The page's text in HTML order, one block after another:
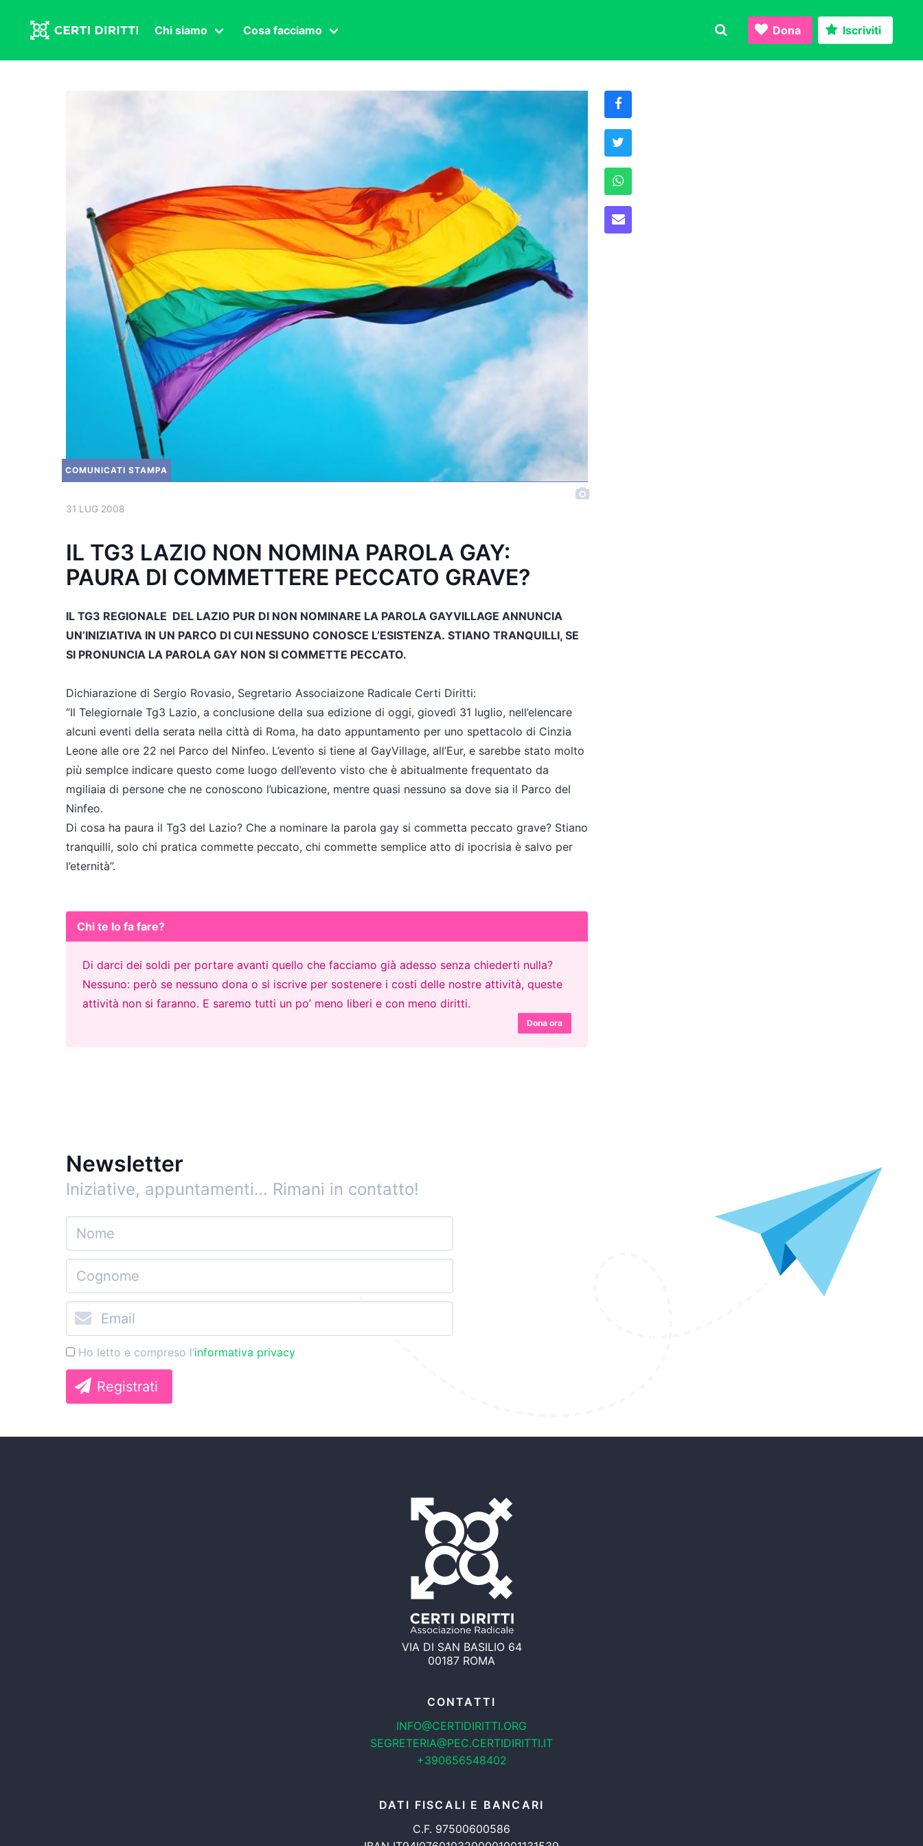
Chi siamo Cosa facciamo
Transnazionale
Politica
Fuor di Pagina
Dona Iscriviti
COMUNICATI STAMPA
31 LUG 2008
IL TG3 LAZIO NON NOMINA PAROLA GAY:
PAURA DI COMMETTERE PECCATO GRAVE?
IL TG3 REGIONALE DEL LAZIO PUR DI NON NOMINARE LA PAROLA GAYVILLAGE ANNUNCIA
UN’INIZIATIVA IN UN PARCO DI CUI NESSUNO CONOSCE L’ESISTENZA. STIANO TRANQUILLI, SE
SI PRONUNCIA LA PAROLA GAY NON SI COMMETTE PECCATO.
Dichiarazione di Sergio Rovasio, Segretario Associaizone Radicale Certi Diritti:
“Il Telegiornale Tg3 Lazio, a conclusione della sua edizione di oggi, giovedì 31 luglio, nell’elencare
alcuni eventi della serata nella città di Roma, ha dato appuntamento per uno spettacolo di Cinzia
Leone alle ore 22 nel Parco del Ninfeo. L’evento si tiene al GayVillage, all’Eur, e sarebbe stato molto
più semplce indicare questo come luogo dell’evento visto che è abitualmente frequentato da
mgiliaia di persone che ne conoscono l’ubicazione, mentre quasi nessuno sa dove sia il Parco del
Ninfeo.
Di cosa ha paura il Tg3 del Lazio? Che a nominare la parola gay si commetta peccato grave? Stiano
tranquilli, solo chi pratica commette peccato, chi commette semplice atto di ipocrisia è salvo per
l’eternità”.
Chi te lo fa fare?
Di darci dei soldi per portare avanti quello che facciamo già adesso senza chiederti nulla?
Nessuno: però se nessuno dona o si iscrive per sostenere i costi delle nostre attività, queste
attività non si faranno. E saremo tutti un po’ meno liberi e con meno diritti.
Dona ora
Newsletter
Iniziative, appuntamenti… Rimani in contatto!
Ho letto e compreso l’informativa privacy
Registrati
VIA DI SAN BASILIO 64
00187 ROMA
CONTATTI
INFO@CERTIDIRITTI.ORG
SEGRETERIA@PEC.CERTIDIRITTI.IT
+390656548402
DATI FISCALI E BANCARI
C.F. 97500600586